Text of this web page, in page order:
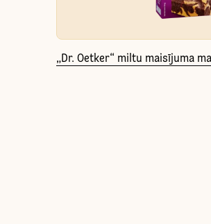
„Dr. Oetker“ miltu maisījuma